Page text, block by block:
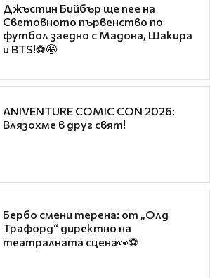
Джъстин Бийбър ще пее на
Световното първенство по
футбол заедно с Мадона, Шакира
и BTS!⚽🤩
ANIVENTURE COMIC CON 2026:
Влязохме в друг свят!
Бербо смени терена: от „Олд
Трафорд“ директно на
театралната сцена👀⚽